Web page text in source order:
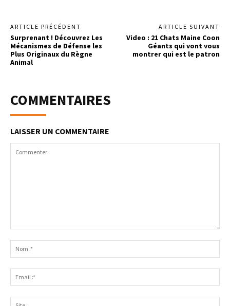
ARTICLE PRÉCÉDENT
Surprenant ! Découvrez Les
Mécanismes de Défense les
Plus Originaux du Règne
Animal
ARTICLE SUIVANT
Video : 21 Chats Maine Coon
Géants qui vont vous
montrer qui est le patron
COMMENTAIRES
LAISSER UN COMMENTAIRE